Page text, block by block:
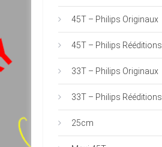
45T – Philips Originaux
45T – Philips Rééditions
33T – Philips Originaux
33T – Philips Rééditions
25cm